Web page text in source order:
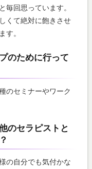
毎回思っています。
くて絶対に飽きさせ
す。
のために行って
のセミナーやワーク
のセラピストと
の自分でも気付かな